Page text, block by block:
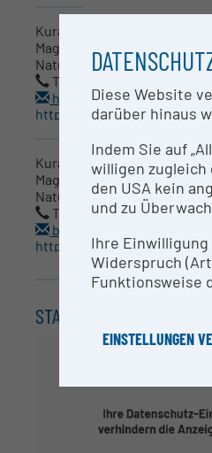
Kurator
Mag. Dr. Hans-Peter Bojar
Naturkunde, Mineralogie
Tel.: +43/664/8017-9743
hans-
Kuratorin
Mag. Barbara Leikauf
Naturkunde, Mineralogie
Tel.: +43/316/8017-9742
STANDORT
Diese Website
darüber hinaus
Indem Sie auf
willigen zugleich
den USA kein
und zu
Ihre
Widerspruch
Funktionsweise
EINSTELLUNGEN